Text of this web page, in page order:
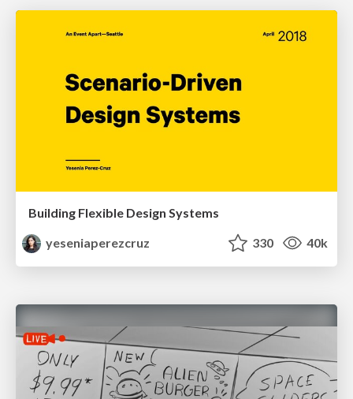
Building Flexible Design Systems
yeseniaperezcruz
330 40k